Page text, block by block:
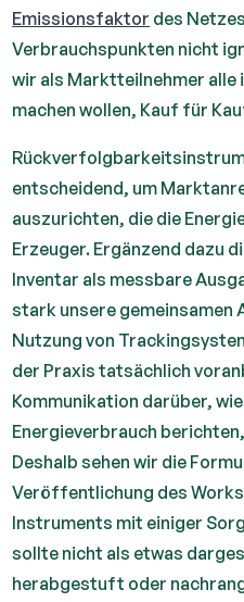
Emissionsfaktor des
Verbrauchspunkten nicht
wir als Marktteilnehmer alle
machen wollen, Kauf für
entscheidend, um
auszurichten, die die
Erzeuger. Ergänzend dazu
Inventar als messbare
stark unsere gemeinsamen
Nutzung von
der Praxis tatsächlich
Kommunikation darüber,
Energieverbrauch
Deshalb sehen wir die
Veröffentlichung des
Instruments mit einiger
sollte nicht als etwas
herabgestuft oder